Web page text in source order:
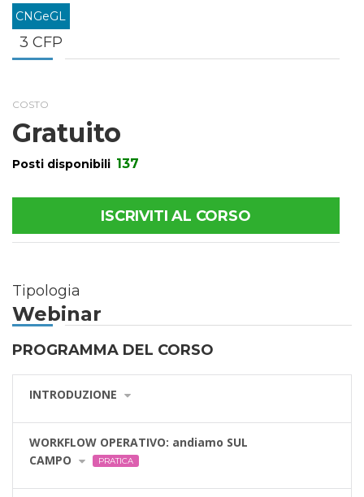
CNGeGL
3 CFP
COSTO
Gratuito
Posti disponibili 137
ISCRIVITI AL CORSO
Tipologia
Webinar
PROGRAMMA DEL CORSO
INTRODUZIONE
WORKFLOW OPERATIVO: andiamo SUL
CAMPO
PRATICA